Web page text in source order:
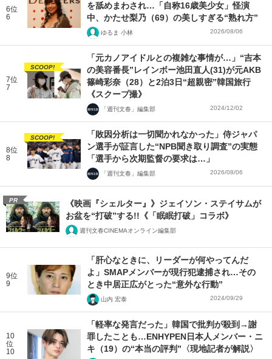
6位
6
を舐めまわされ…「自称16歳美少女」怪演
中、かたせ梨乃（69）の美しすぎる“熟れ方”
ゆるま 小林 2026/08/06
7位
7
SCOOP!
「元カノアイドルとの複雑な事情が…」“吉本
の美容番長”レインボー池田直人(31)が元AKB
篠崎彩奈（28）と2泊3日“超親密”韓国旅行
《スクープ撮》
「週刊文春」編集部 2024/12/02
8位
8
SCOOP!
「敗因分析は一切聞かれなかった」侍ジャパ
ン選手が証言した“NPB聞き取り調査”の実態
「選手から次期監督の要求は…」
「週刊文春」編集部 2026/08/06
PR
《映画『シェルター』》ジェイソン・ステイサムが
お盆を“打破”する!!《「眠眠打破」コラボ》
週刊文春CINEMAオンライン編集部
9位
9
「肝心なときに、リーダーが何やってんだ
よ」SMAPメンバーが現行犯逮捕され…その
とき中居正広がとった“意外な行動”
山内 宏泰 2024/09/29
10
位
10
「軽率な発言だった」韓国で批判が殺到→謝
罪したことも…ENHYPEN日本人メンバー・ニ
キ（19）の“本当の評判”〈現地記者が解説〉